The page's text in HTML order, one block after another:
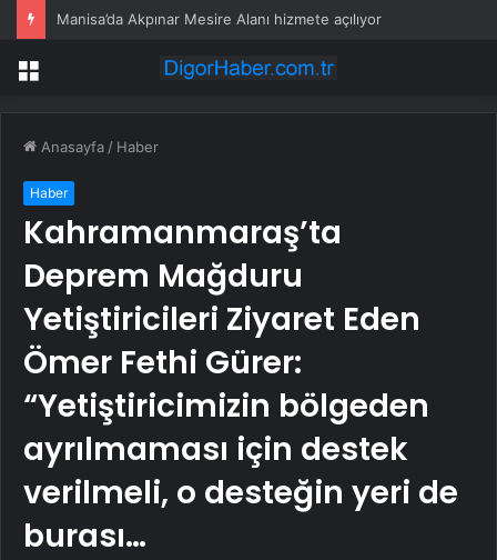
Manisa’da Akpınar Mesire Alanı hizmete açılıyor
Menü
Anasayfa / Haber
Haber
Kahramanmaraş’ta
Deprem Mağduru
Yetiştiricileri Ziyaret Eden
Ömer Fethi Gürer:
“Yetiştiricimizin bölgeden
ayrılmaması için destek
verilmeli, o desteğin yeri de
burası…